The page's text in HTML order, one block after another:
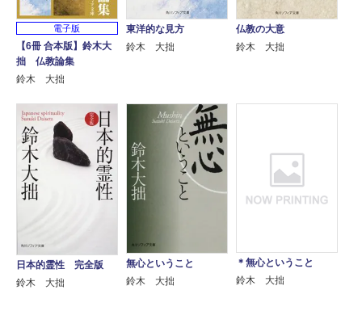
電子版
【6冊 合本版】鈴木大
拙 仏教論集
鈴木 大拙
東洋的な見方
鈴木 大拙
仏教の大意
鈴木 大拙
日本的霊性 完全版
鈴木 大拙
無心ということ
鈴木 大拙
＊無心ということ
鈴木 大拙